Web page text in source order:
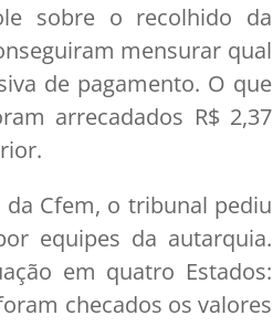
sobre o recolhido da
mensurar qual
de pagamento. O que
arrecadados R$ 2,37
Cfem, o tribunal pediu
equipes da autarquia.
em quatro Estados:
checados os valores